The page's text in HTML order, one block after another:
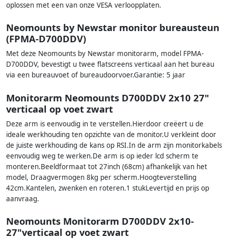
oplossen met een van onze VESA verloopplaten.
Neomounts by Newstar monitor bureausteun
(FPMA-D700DDV)
Met deze Neomounts by Newstar monitorarm, model FPMA-
D700DDV, bevestigt u twee flatscreens verticaal aan het bureau
via een bureauvoet of bureaudoorvoer.Garantie: 5 jaar
Monitorarm Neomounts D700DDV 2x10 27"
verticaal op voet zwart
Deze arm is eenvoudig in te verstellen.Hierdoor creëert u de
ideale werkhouding ten opzichte van de monitor.U verkleint door
de juiste werkhouding de kans op RSI.In de arm zijn monitorkabels
eenvoudig weg te werken.De arm is op ieder lcd scherm te
monteren.Beeldformaat tot 27inch (68cm) afhankelijk van het
model, Draagvermogen 8kg per scherm.Hoogteverstelling
42cm.Kantelen, zwenken en roteren.1 stukLevertijd en prijs op
aanvraag.
Neomounts Monitorarm D700DDV 2x10-
27"verticaal op voet zwart